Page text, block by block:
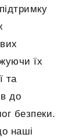
їх
та
до
безпеки.
наші